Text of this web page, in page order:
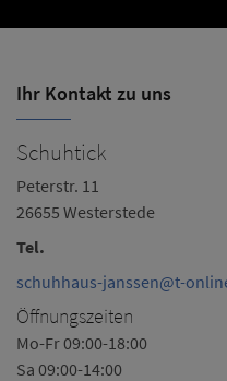
Ihr Kontakt zu uns
Schuhtick
Peterstr. 11
26655 Westerstede
Tel.
schuhhaus-janssen@t-
Öffnungszeiten
Mo-Fr 09:00-18:00
Sa 09:00-14:00